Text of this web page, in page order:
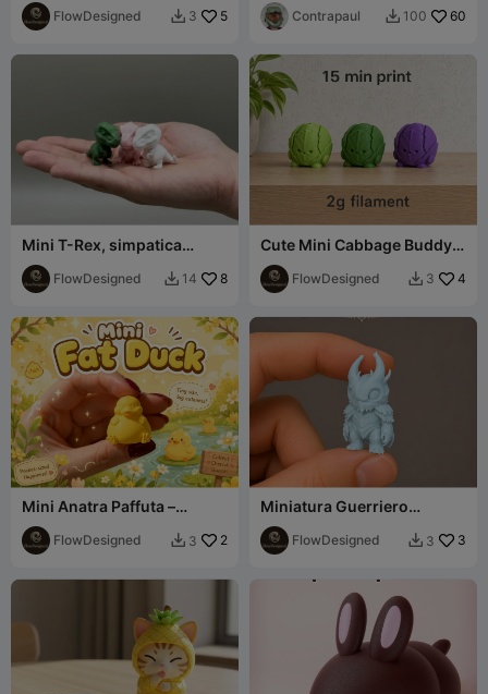
FlowDesigned  3 5 Contrapaul  100 60
Mini T-Rex, simpatica
figura – Alto dettaglio
FlowDesigned  14 8
Cute Mini Cabbage Buddy |
Fast Support-Free 3D Print
FlowDesigned  3 4
Mini Anatra Paffuta –
Collezione Divertente
FlowDesigned  3 2
Miniatura Guerriero
Scarabeo – Collezione
Bestie Mitiche
FlowDesigned  3 3